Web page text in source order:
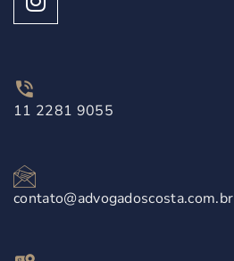
11 2281 9055
contato@advogadoscosta.com.br